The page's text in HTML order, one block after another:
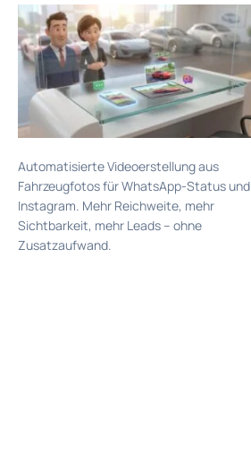
Automatisierte Videoerstellung aus
Fahrzeugfotos für WhatsApp-Status und
Instagram. Mehr Reichweite, mehr
Sichtbarkeit, mehr Leads – ohne
Zusatzaufwand.